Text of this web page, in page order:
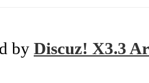
by Discuz! X3.3